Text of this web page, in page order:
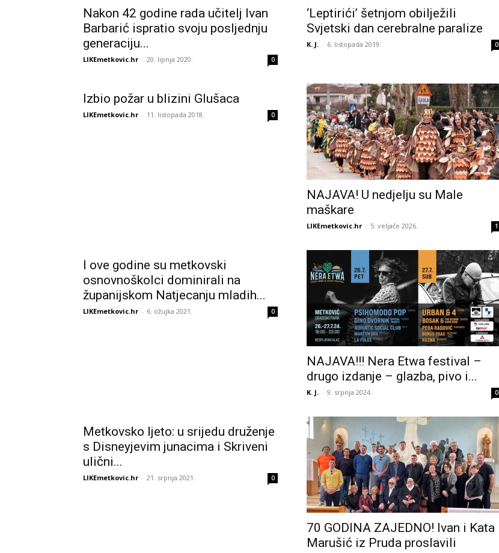
Nakon 42 godine rada učitelj Ivan
Barbarić ispratio svoju posljednju
generaciju...
LIKEmetkovic.hr - 20. lipnja 2020. 0
‘Leptirići’ šetnjom obilježili
Svjetski dan cerebralne paralize
K. J. - 6. listopada 2019. 0
Izbio požar u blizini Glušaca
LIKEmetkovic.hr - 11. listopada 2018. 0
NAJAVA! U nedjelju su Male
maškare
LIKEmetkovic.hr - 5. veljače 2026. 1
I ove godine su metkovski
osnovnoškolci dominirali na
županijskom Natjecanju mladih...
LIKEmetkovic.hr - 6. ožujka 2021. 0
NAJAVA!!! Nera Etwa festival –
drugo izdanje – glazba, pivo i...
K. J. - 9. srpnja 2024. 0
Metkovsko ljeto: u srijedu druženje
s Disneyjevim junacima i Skriveni
ulični...
LIKEmetkovic.hr - 21. srpnja 2021. 0
70 GODINA ZAJEDNO! Ivan i Kata
Marušić iz Pruda proslavili